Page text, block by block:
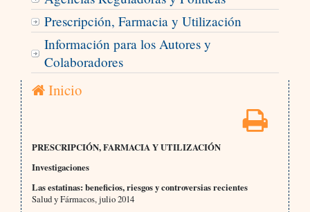
Prescripción, Farmacia y Utilización
Información para los Autores y
Colaboradores
Inicio
PRESCRIPCIÓN, FARMACIA Y UTILIZACIÓN
Investigaciones
Las estatinas: beneficios, riesgos y controversias recientes
Salud y Fármacos, julio 2014